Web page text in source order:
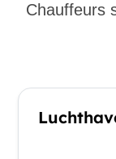
Chauffeurs